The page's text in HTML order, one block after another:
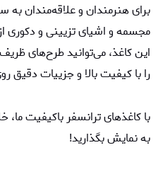
برای هنرمندان و علاقه‌مندان
مجسمه‌ و اشیای تزیینی و دکوری
این کاغذ، می‌توانید طرح‌های
را با کیفیت بالا و جزییات دقیق
با کاغذهای ترانسفر باکیفیت
به نمایش بگذارید!